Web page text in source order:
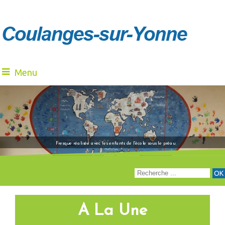
Menu
Fresque réalisée avec les enfants de l'école sous le préau
"Venez à notre
A La Une